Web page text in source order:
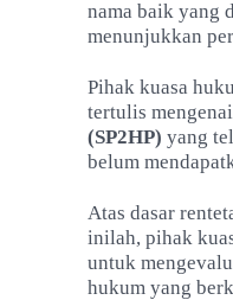
nama baik yang
menunjukkan
Pihak kuasa
tertulis mengenai
(SP2HP) yang
belum
Atas dasar
inilah, pihak
untuk
hukum yang